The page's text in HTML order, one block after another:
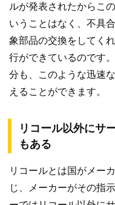
ルが発表されたからこ
いうことはなく、不具
象部品の交換をしてく
行ができているのです
分も、このような迅速
えることができます。
リコール以外にサ
もある
リコールとは国がメー
じ、メーカーがその指